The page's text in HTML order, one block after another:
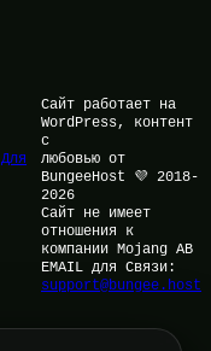
Для
Сайт работает на
WordPress, контент
с
любовью от
BungeeHost 💜 2018-
2026
Сайт не имеет
отношения к
компании Mojang AB
EMAIL для Связи:
support@bungee.host